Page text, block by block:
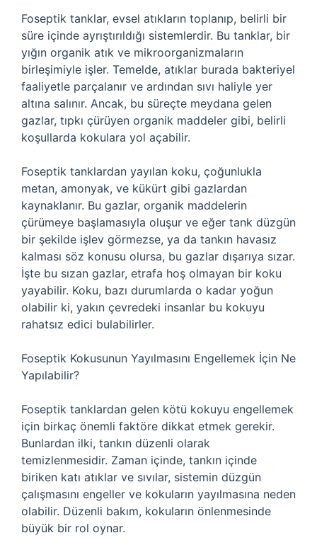
Foseptik tanklar, evsel atıkların toplanıp, belirli bir
süre içinde ayrıştırıldığı sistemlerdir. Bu tanklar, bir
yığın organik atık ve mikroorganizmaların
birleşimiyle işler. Temelde, atıklar burada bakteriyel
faaliyetle parçalanır ve ardından sıvı haliyle yer
altına salınır. Ancak, bu süreçte meydana gelen
gazlar, tıpkı çürüyen organik maddeler gibi, belirli
koşullarda kokulara yol açabilir.
Foseptik tanklardan yayılan koku, çoğunlukla
metan, amonyak, ve kükürt gibi gazlardan
kaynaklanır. Bu gazlar, organik maddelerin
çürümeye başlamasıyla oluşur ve eğer tank düzgün
bir şekilde işlev görmezse, ya da tankın havasız
kalması söz konusu olursa, bu gazlar dışarıya sızar.
İşte bu sızan gazlar, etrafa hoş olmayan bir koku
yayabilir. Koku, bazı durumlarda o kadar yoğun
olabilir ki, yakın çevredeki insanlar bu kokuyu
rahatsız edici bulabilirler.
Foseptik Kokusunun Yayılmasını Engellemek İçin Ne
Yapılabilir?
Foseptik tanklardan gelen kötü kokuyu engellemek
için birkaç önemli faktöre dikkat etmek gerekir.
Bunlardan ilki, tankın düzenli olarak
temizlenmesidir. Zaman içinde, tankın içinde
biriken katı atıklar ve sıvılar, sistemin düzgün
çalışmasını engeller ve kokuların yayılmasına neden
olabilir. Düzenli bakım, kokuların önlenmesinde
büyük bir rol oynar.